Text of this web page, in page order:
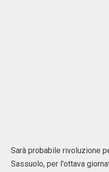
Sarà probabile rivoluzione
Sassuolo, per l'ottava